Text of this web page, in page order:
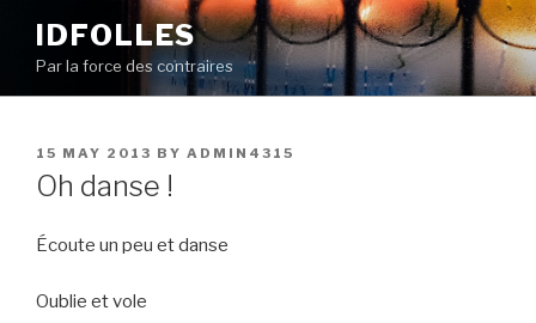
content
IDFOLLES
Par la force des contraires
POSTED
ON
15 MAY 2013 BY ADMIN4315
Oh danse !
Écoute un peu et danse
Oublie et vole